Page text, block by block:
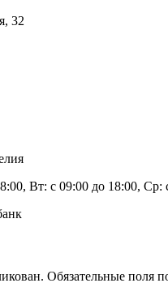
32
Вт: с 09:00 до 18:00,
Обязательные поля